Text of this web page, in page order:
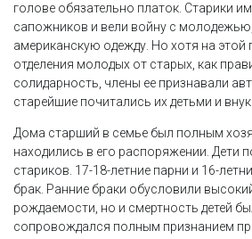
голове обязательно платок. Старики
сапожников и вели войну с
американскую одежду. Но хотя на этой
отделения молодых от старых, как
солидарность, члены ее признавали
старейшие почитались их детьми и
Дома старший в семье был полным
находились в его распоряжении. Дети
стариков. 17-18-летние парни и 16-
брак. Ранние браки обусловили
рождаемости, но и смертность детей
сопровождался полным признанием